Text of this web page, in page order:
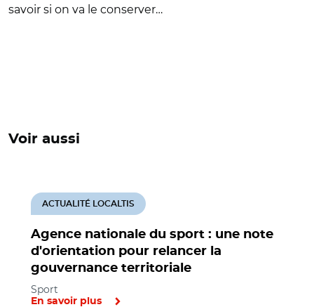
savoir si on va le conserver…
Voir aussi
Agence nationale du sport : une note
d'orientation pour relancer la
gouvernance territoriale
ACTUALITÉ LOCALTIS
Sport
En savoir plus